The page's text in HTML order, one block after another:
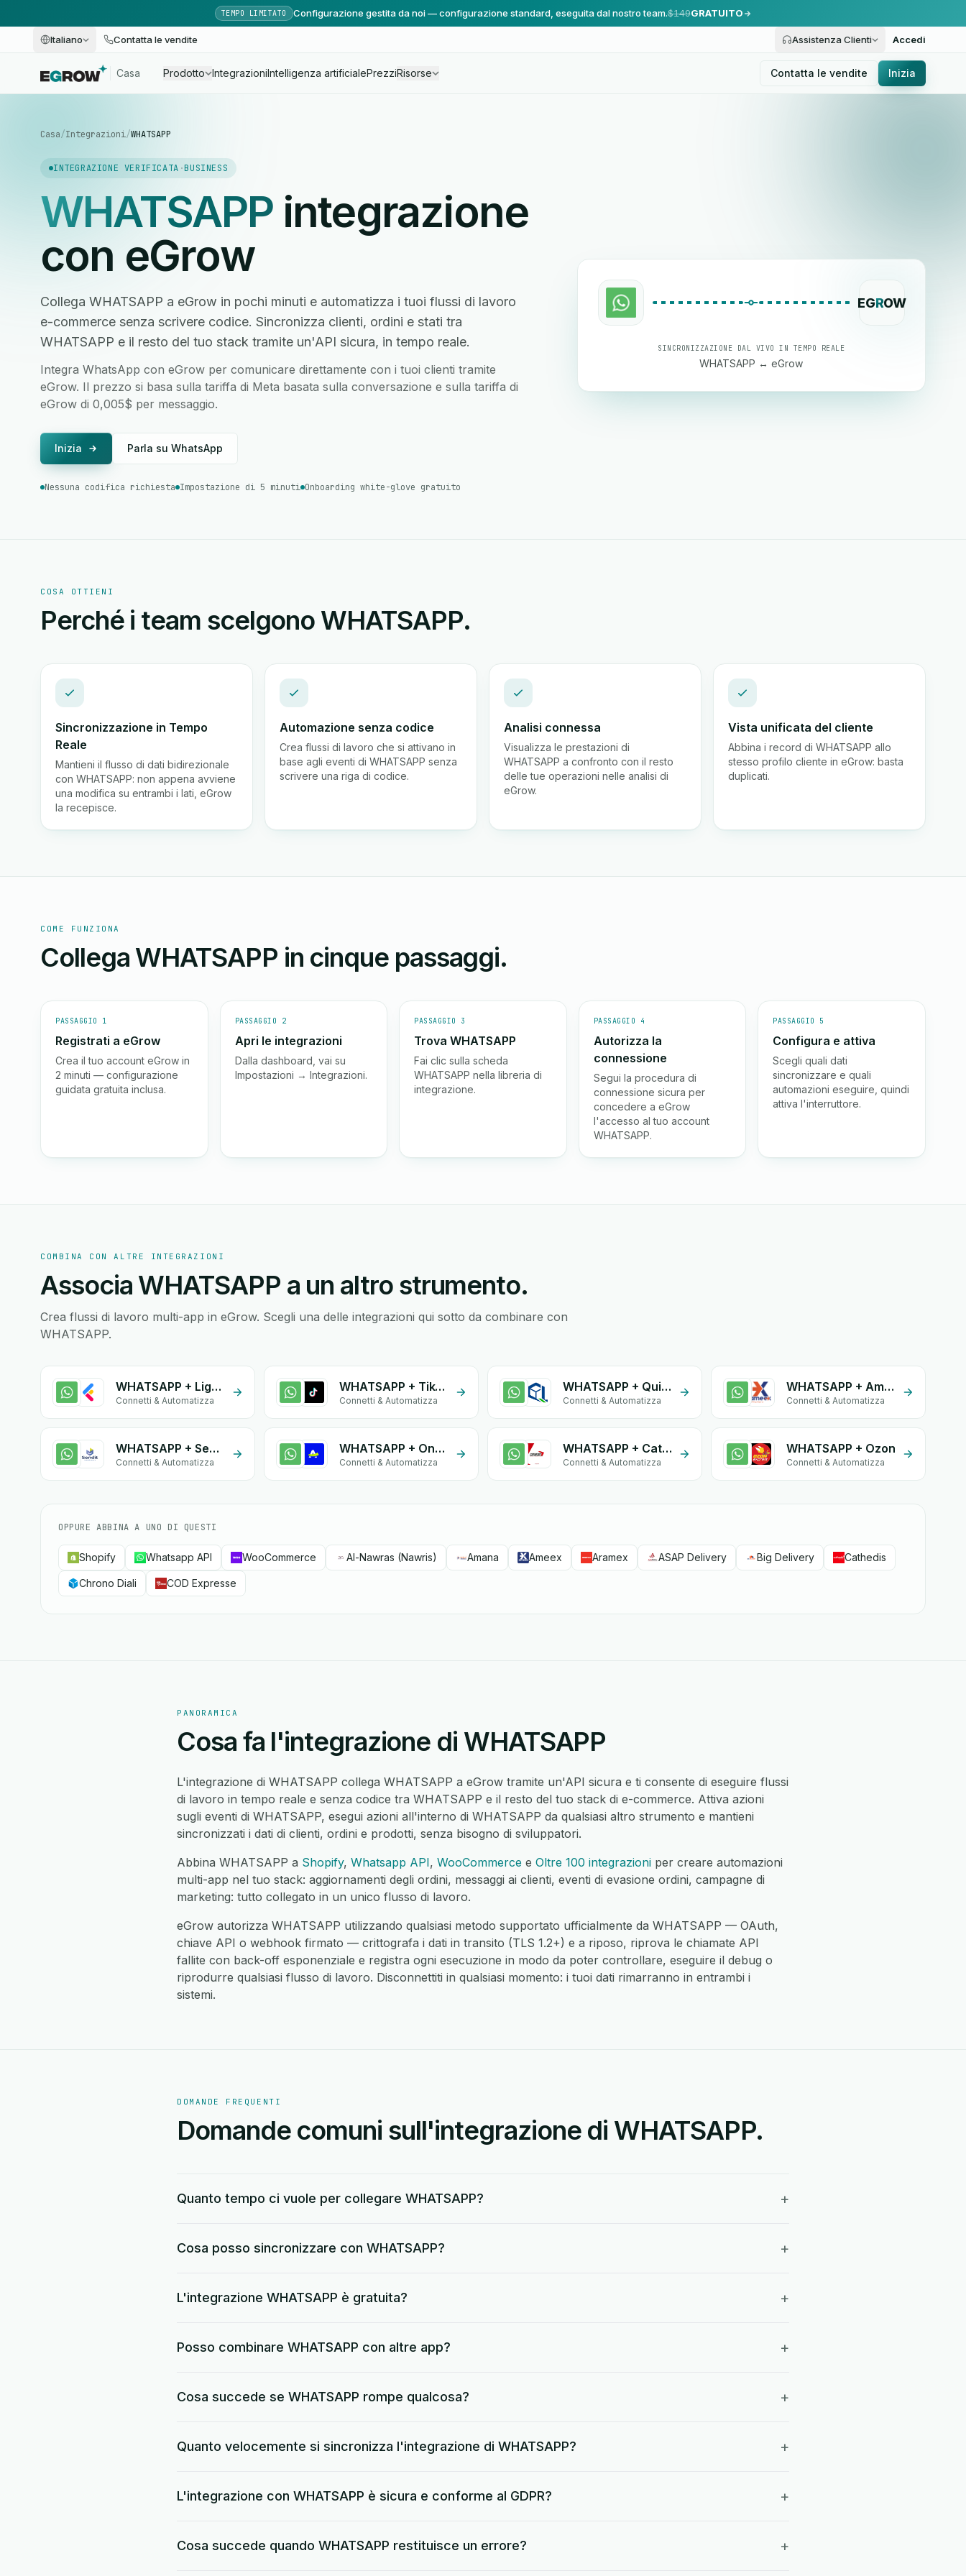
TEMPO LIMITATO Configurazione gestita da noi — configurazione standard, eseguita dal nostro team.$149GRATUITO
Italiano Contatta le vendite Assistenza Clienti Accedi
Casa Prodotto IntegrazioniIntelligenza artificialePrezziRisorse Contatta le vendite Inizia
Casa/Integrazioni/WHATSAPP
INTEGRAZIONE VERIFICATA ·BUSINESS
WHATSAPP integrazione
con eGrow
Collega WHATSAPP a eGrow in pochi minuti e automatizza i tuoi flussi di lavoro
e-commerce senza scrivere codice. Sincronizza clienti, ordini e stati tra
WHATSAPP e il resto del tuo stack tramite un'API sicura, in tempo reale.
Integra WhatsApp con eGrow per comunicare direttamente con i tuoi clienti tramite
eGrow. Il prezzo si basa sulla tariffa di Meta basata sulla conversazione e sulla tariffa di
eGrow di 0,005$ per messaggio.
Inizia Parla su WhatsApp
Nessuna codifica richiesta Impostazione di 5 minuti Onboarding white-glove gratuito
EGROW
SINCRONIZZAZIONE DAL VIVO IN TEMPO REALE
WHATSAPP ↔ eGrow
COSA OTTIENI
Perché i team scelgono WHATSAPP.
Sincronizzazione in Tempo
Reale
Mantieni il flusso di dati bidirezionale
con WHATSAPP: non appena avviene
una modifica su entrambi i lati, eGrow
la recepisce.
Automazione senza codice
Crea flussi di lavoro che si attivano in
base agli eventi di WHATSAPP senza
scrivere una riga di codice.
Analisi connessa
Visualizza le prestazioni di
WHATSAPP a confronto con il resto
delle tue operazioni nelle analisi di
eGrow.
Vista unificata del cliente
Abbina i record di WHATSAPP allo
stesso profilo cliente in eGrow: basta
duplicati.
COME FUNZIONA
Collega WHATSAPP in cinque passaggi.
PASSAGGIO 1
Registrati a eGrow
Crea il tuo account eGrow in
2 minuti — configurazione
guidata gratuita inclusa.
PASSAGGIO 2
Apri le integrazioni
Dalla dashboard, vai su
Impostazioni → Integrazioni.
PASSAGGIO 3
Trova WHATSAPP
Fai clic sulla scheda
WHATSAPP nella libreria di
integrazione.
PASSAGGIO 4
Autorizza la
connessione
Segui la procedura di
connessione sicura per
concedere a eGrow
l'accesso al tuo account
WHATSAPP.
PASSAGGIO 5
Configura e attiva
Scegli quali dati
sincronizzare e quali
automazioni eseguire, quindi
attiva l'interruttore.
COMBINA CON ALTRE INTEGRAZIONI
Associa WHATSAPP a un altro strumento.
Crea flussi di lavoro multi-app in eGrow. Scegli una delle integrazioni qui sotto da combinare con
WHATSAPP.
WHATSAPP + LightFunnels
Connetti & Automatizza
WHATSAPP + TikTok Forms
Connetti & Automatizza
WHATSAPP + Quick Livraison
Connetti & Automatizza
WHATSAPP + Ameex
Connetti & Automatizza
WHATSAPP + Sendit
Connetti & Automatizza
WHATSAPP + Onessta
Connetti & Automatizza
WHATSAPP + Cathedis
Connetti & Automatizza
WHATSAPP + Ozon
Connetti & Automatizza
OPPURE ABBINA A UNO DI QUESTI
Shopify Whatsapp API WooCommerce Al-Nawras (Nawris) Amana Ameex Aramex ASAP Delivery Big Delivery Cathedis
Chrono Diali COD Expresse
PANORAMICA
Cosa fa l'integrazione di WHATSAPP
L'integrazione di WHATSAPP collega WHATSAPP a eGrow tramite un'API sicura e ti consente di eseguire flussi
di lavoro in tempo reale e senza codice tra WHATSAPP e il resto del tuo stack di e-commerce. Attiva azioni
sugli eventi di WHATSAPP, esegui azioni all'interno di WHATSAPP da qualsiasi altro strumento e mantieni
sincronizzati i dati di clienti, ordini e prodotti, senza bisogno di sviluppatori.
Abbina WHATSAPP a Shopify, Whatsapp API, WooCommerce e Oltre 100 integrazioni per creare automazioni
multi-app nel tuo stack: aggiornamenti degli ordini, messaggi ai clienti, eventi di evasione ordini, campagne di
marketing: tutto collegato in un unico flusso di lavoro.
eGrow autorizza WHATSAPP utilizzando qualsiasi metodo supportato ufficialmente da WHATSAPP — OAuth,
chiave API o webhook firmato — crittografa i dati in transito (TLS 1.2+) e a riposo, riprova le chiamate API
fallite con back-off esponenziale e registra ogni esecuzione in modo da poter controllare, eseguire il debug o
riprodurre qualsiasi flusso di lavoro. Disconnettiti in qualsiasi momento: i tuoi dati rimarranno in entrambi i
sistemi.
DOMANDE FREQUENTI
Domande comuni sull'integrazione di WHATSAPP.
Quanto tempo ci vuole per collegare WHATSAPP? +
Cosa posso sincronizzare con WHATSAPP? +
L'integrazione WHATSAPP è gratuita? +
Posso combinare WHATSAPP con altre app? +
Cosa succede se WHATSAPP rompe qualcosa? +
Quanto velocemente si sincronizza l'integrazione di WHATSAPP? +
L'integrazione con WHATSAPP è sicura e conforme al GDPR? +
Cosa succede quando WHATSAPP restituisce un errore? +